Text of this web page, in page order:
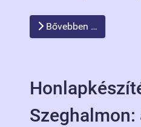
Bővebben …